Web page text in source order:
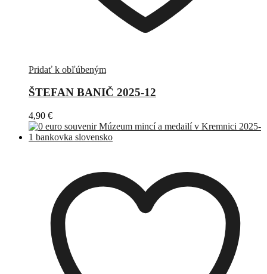
Pridať k obľúbeným
ŠTEFAN BANIČ 2025-12
4,90 €